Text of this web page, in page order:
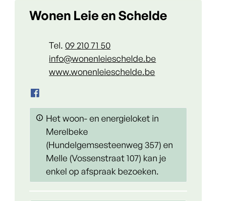
Contact
Wonen Leie en Schelde
09 210 71 50
E-mailinfo@wonenleieschelde.be
Websitewww.wonenleieschelde.be
Facebook
Het woon- en energieloket in
Merelbeke
(Hundelgemsesteenweg 357) en
Melle (Vossenstraat 107) kan je
enkel op afspraak bezoeken.